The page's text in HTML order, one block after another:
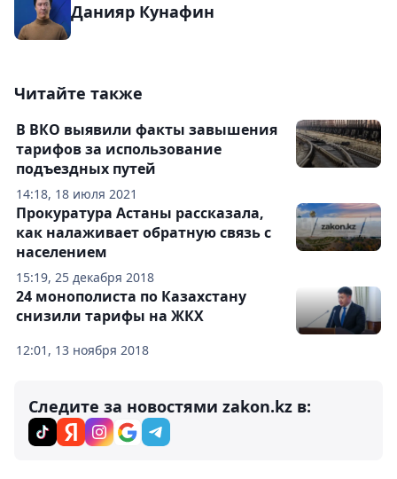
Данияр Кунафин
Читайте также
14:18, 18 июля 2021
В ВКО выявили факты завышения
тарифов за использование
подъездных путей
15:19, 25 декабря 2018
Прокуратура Астаны рассказала,
как налаживает обратную связь с
населением
12:01, 13 ноября 2018
24 монополиста по Казахстану
снизили тарифы на ЖКХ
Следите за новостями zakon.kz в: